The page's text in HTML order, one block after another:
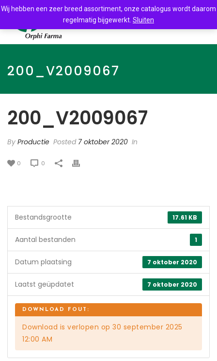
200_V2009067
200_V2009067
By Productie Posted 7 oktober 2020 In
0 0
17.61 KB
Bestandsgrootte
1
Aantal bestanden
7 oktober 2020
Datum plaatsing
7 oktober 2020
Laatst geüpdatet
Download is verlopen op 30 september 2025
12:00 AM
Wij hebben een zeer breed assortiment, onze catalogus wordt daarom
regelmatig bijgewerkt. Sluiten